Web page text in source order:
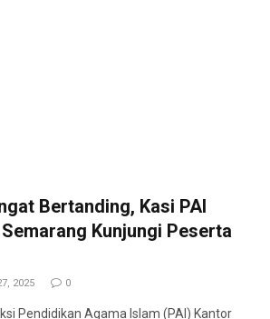
Bertanding, Kasi PAI
Kunjungi Peserta
2025 0
Pendidikan Agama Islam (PAI) Kantor